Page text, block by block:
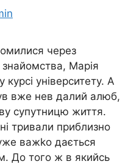
через
знайомства, Марія
університету. А
вже нев далий aлюб,
супутницю життя.
тривали приблизно
важkо дається
До того ж в якийсь